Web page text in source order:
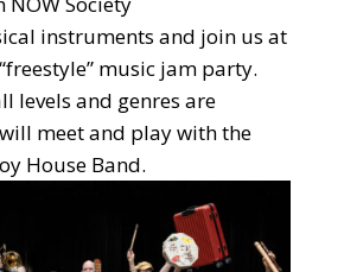
instruments and join us at
music jam party.
levels and genres are
meet and play with the
House Band.